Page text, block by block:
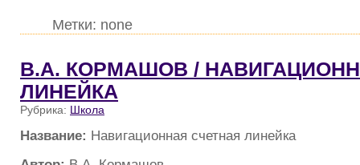
Метки: none
В.А. КОРМАШОВ /
ЛИНЕЙКА
Рубрика: Школа
Название: Навигационная счетная линейка